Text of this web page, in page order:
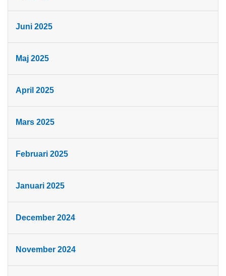
Juni 2025
Maj 2025
April 2025
Mars 2025
Februari 2025
Januari 2025
December 2024
November 2024